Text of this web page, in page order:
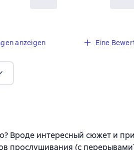
anzeigen Eine
Вроде интересный сюжет и
прослушивания (с